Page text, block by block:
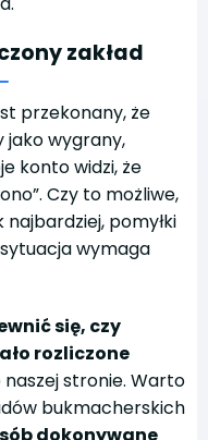
zakład
przekonany, że
jako wygrany,
konto widzi, że
Czy to możliwe,
pomyłki
wymaga
się, czy
rozliczone
stronie. Warto
bukmacherskich